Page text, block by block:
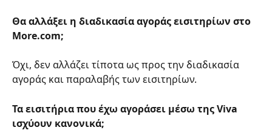
Θα αλλάξει η διαδικασία αγοράς εισιτηρίων στο
More.com;
Όχι, δεν αλλάζει τίποτα ως προς την διαδικασία
αγοράς και παραλαβής των εισιτηρίων.
Τα εισιτήρια που έχω αγοράσει μέσω της Viva
ισχύουν κανονικά;